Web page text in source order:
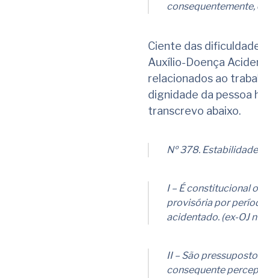
Ciente das
Auxílio-Doença
relacionados ao
dignidade da pessoa
transcrevo abaixo.
Nº 378.
I – É constitucional
provisória por
acidentado. (ex-OJ
II – São
consequente